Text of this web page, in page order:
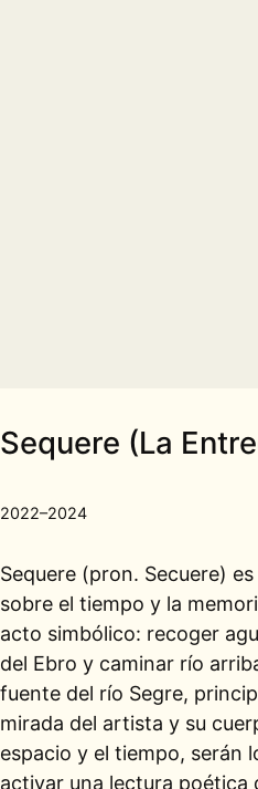
Sequere (La
2022–2024
Sequere (pron. Secuere)
sobre el tiempo y la
acto simbólico: recoger
del Ebro y caminar río
fuente del río Segre,
mirada del artista y su
espacio y el tiempo, serán
activar una lectura poética